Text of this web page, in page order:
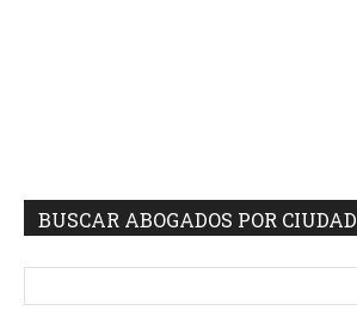
BUSCAR ABOGADOS POR CIUDAD